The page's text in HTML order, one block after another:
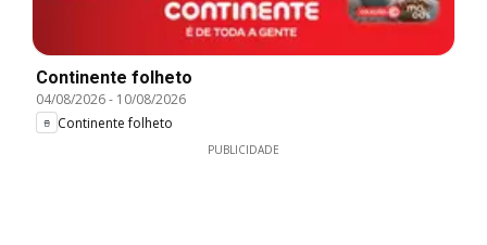
Continente folheto
04/08/2026- 10/08/2026
Continente folheto
PUBLICIDADE